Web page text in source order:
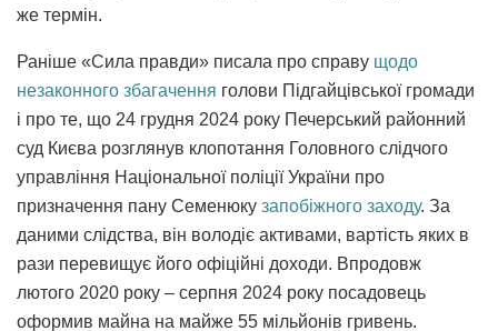
же термін.
Раніше «Сила правди» писала про справу щодо
незаконного збагачення голови Підгайцівської громади
і про те, що 24 грудня 2024 року Печерський районний
суд Києва розглянув клопотання Головного слідчого
управління Національної поліції України про
призначення пану Семенюку запобіжного заходу. За
даними слідства, він володіє активами, вартість яких в
рази перевищує його офіційні доходи. Впродовж
лютого 2020 року – серпня 2024 року посадовець
оформив майна на майже 55 мільйонів гривень.